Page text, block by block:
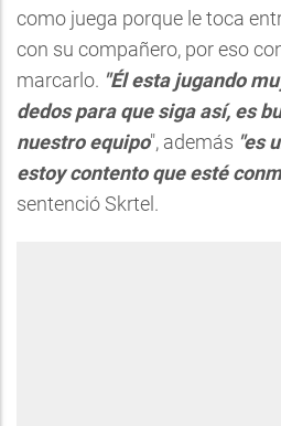
como juega porque le toca
con su compañero, por eso
marcarlo. "Él esta jugando
dedos para que siga así, es
nuestro equipo", además "es
estoy contento que esté
sentenció Skrtel.